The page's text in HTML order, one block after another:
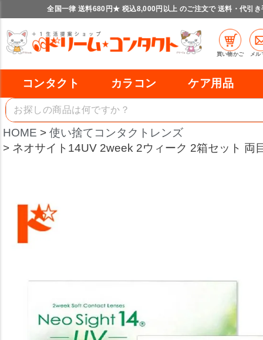
全国一律 送料680円★ 税込8,000円以上 のご注文で 送料・代引き
買い物かご メル
コンタクト カラコン ケア用品
HOME
使い捨てコンタクトレンズ
ネオサイト14UV 2week 2ウィーク 2箱セット 両